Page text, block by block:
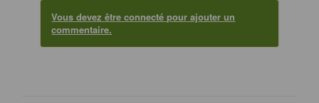
Vous devez être connecté pour ajouter un
commentaire.